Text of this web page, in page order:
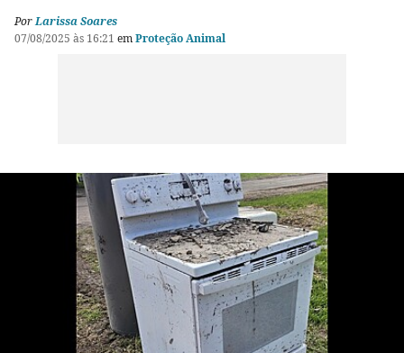
PorLarissa Soares
07/08/2025 às 16:21 emProteção Animal